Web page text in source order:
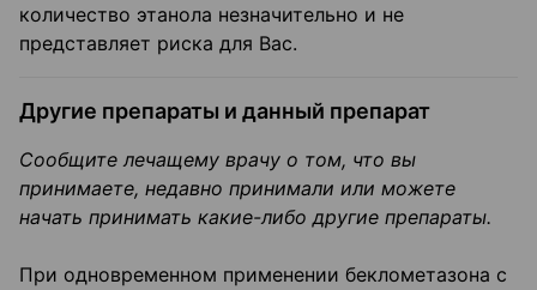
количество этанола незначительно и не
представляет риска для Вас.
Другие препараты и данный препарат
Сообщите лечащему врачу о том, что вы
принимаете, недавно принимали или можете
начать принимать какие-либо другие препараты.
При одновременном применении беклометазона с